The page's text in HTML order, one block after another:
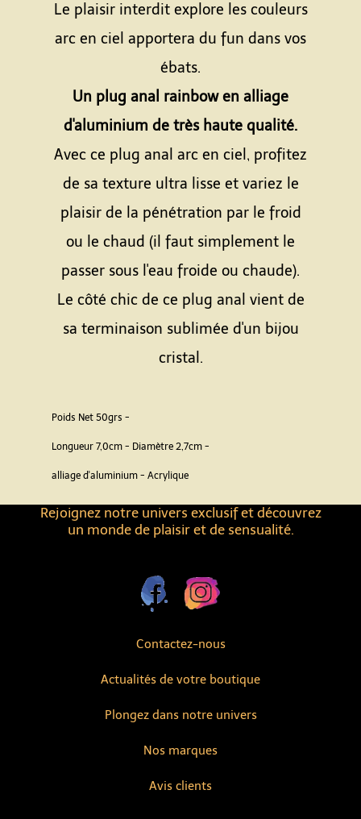
Contactez-nous
Actualités de votre boutique
Avis clients
Nos marques
Rejoignez notre univers exclusif et découvrez
un monde de plaisir et de sensualité.
Plongez dans notre univers
Le plaisir interdit explore les couleurs
arc en ciel apportera du fun dans vos
ébats.
Un plug anal rainbow en alliage
d'aluminium de très haute qualité.
Avec ce plug anal arc en ciel, profitez
de sa texture ultra lisse et variez le
plaisir de la pénétration par le froid
ou le chaud (il faut simplement le
passer sous l'eau froide ou chaude).
Le côté chic de ce plug anal vient de
sa terminaison sublimée d'un bijou
cristal.
Poids Net 50grs -
Longueur 7,0cm - Diamètre 2,7cm -
alliage d'aluminium - Acrylique